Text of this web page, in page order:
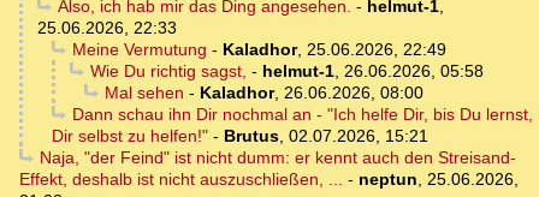
Also, ich hab mir das Ding angesehen. - helmut-1,
25.06.2026, 22:33
Meine Vermutung - Kaladhor, 25.06.2026, 22:49
Wie Du richtig sagst, - helmut-1, 26.06.2026, 05:58
Mal sehen - Kaladhor, 26.06.2026, 08:00
Dann schau ihn Dir nochmal an - "Ich helfe Dir, bis Du lernst,
Dir selbst zu helfen!" - Brutus, 02.07.2026, 15:21
Naja, "der Feind" ist nicht dumm: er kennt auch den Streisand-
Effekt, deshalb ist nicht auszuschließen, ... - neptun, 25.06.2026,